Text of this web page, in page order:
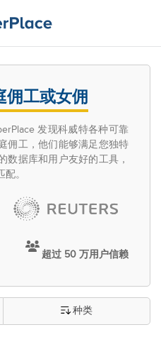
佣工或女佣
发现科威特各种可靠
佣工，他们能够满足您独特
数据库和用户友好的工具，
。
超过 50 万用户信赖
种类